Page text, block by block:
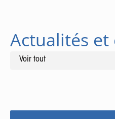
Actualités et
Voir tout